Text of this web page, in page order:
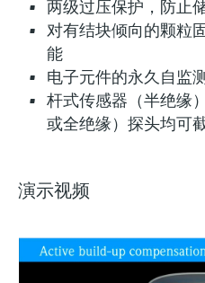
两级过压保护，防止
对有结块倾向的颗粒
能
电子元件的永久自监
杆式传感器（半绝缘
或全绝缘）探头均可
演示视频
(2) E Extended选型 (1)